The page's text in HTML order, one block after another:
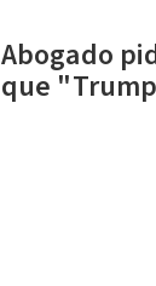
Abogado
que